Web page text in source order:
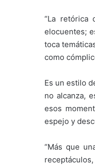
“La retórica
elocuentes;
toca
como
Es un estilo
no alcanza,
esos
espejo y
“Más que